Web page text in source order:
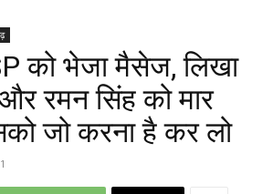
को भेजा मैसेज, लिखा
रमन सिंह को मार
जो करना है कर लो